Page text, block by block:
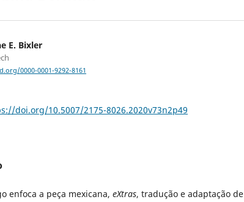
E. Bixler
0000-0001-9292-8161
doi.org/10.5007/2175-8026.2020v73n2p49
enfoca a peça mexicana, eXtras, tradução e adaptação de